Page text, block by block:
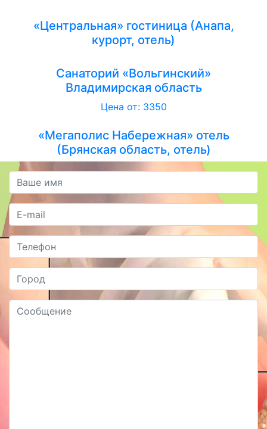
«Центральная» гостиница (Анапа,
курорт, отель)
Санаторий «Вольгинский»
Владимирская область
Цена от: 3350
«Мегаполис Набережная» отель
(Брянская область, отель)